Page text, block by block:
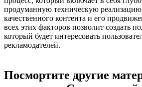
продуманную техническую
качественного контента и его
всех этих факторов позволит создать
который будет интересовать
рекламодателей.
Посмортите другие